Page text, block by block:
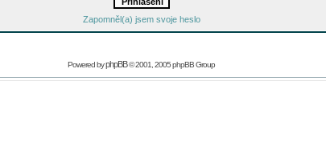
Zapomněl(a) jsem svoje heslo
Powered byphpBB© 2001, 2005 phpBB Group